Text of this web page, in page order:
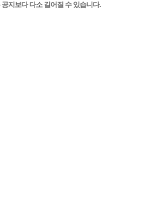
지보다 다소 길어질 수 있습니다.